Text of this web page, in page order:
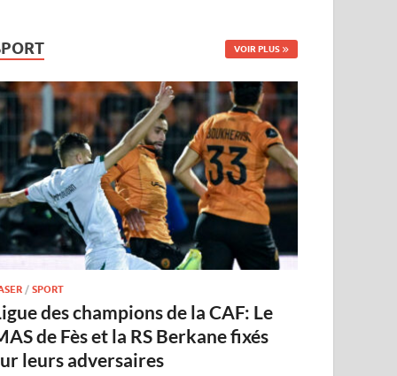
VOIR PLUS
/SPORT
des champions de la CAF: Le
de Fès et la RS Berkane fixés
leurs adversaires